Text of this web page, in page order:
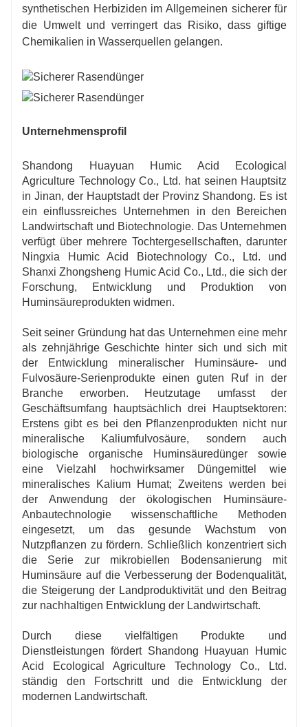
synthetischen Herbiziden im Allgemeinen sicherer für
die Umwelt und verringert das Risiko, dass giftige
Chemikalien in Wasserquellen gelangen.
Unternehmensprofil
Shandong Huayuan Humic Acid Ecological
Agriculture Technology Co., Ltd. hat seinen Hauptsitz
in Jinan, der Hauptstadt der Provinz Shandong. Es ist
ein einflussreiches Unternehmen in den Bereichen
Landwirtschaft und Biotechnologie. Das Unternehmen
verfügt über mehrere Tochtergesellschaften, darunter
Ningxia Humic Acid Biotechnology Co., Ltd. und
Shanxi Zhongsheng Humic Acid Co., Ltd., die sich der
Forschung, Entwicklung und Produktion von
Huminsäureprodukten widmen.
Seit seiner Gründung hat das Unternehmen eine mehr
als zehnjährige Geschichte hinter sich und sich mit
der Entwicklung mineralischer Huminsäure- und
Fulvosäure-Serienprodukte einen guten Ruf in der
Branche erworben. Heutzutage umfasst der
Geschäftsumfang hauptsächlich drei Hauptsektoren:
Erstens gibt es bei den Pflanzenprodukten nicht nur
mineralische Kaliumfulvosäure, sondern auch
biologische organische Huminsäuredünger sowie
eine Vielzahl hochwirksamer Düngemittel wie
mineralisches Kalium Humat; Zweitens werden bei
der Anwendung der ökologischen Huminsäure-
Anbautechnologie wissenschaftliche Methoden
eingesetzt, um das gesunde Wachstum von
Nutzpflanzen zu fördern. Schließlich konzentriert sich
die Serie zur mikrobiellen Bodensanierung mit
Huminsäure auf die Verbesserung der Bodenqualität,
die Steigerung der Landproduktivität und den Beitrag
zur nachhaltigen Entwicklung der Landwirtschaft.
Durch diese vielfältigen Produkte und
Dienstleistungen fördert Shandong Huayuan Humic
Acid Ecological Agriculture Technology Co., Ltd.
ständig den Fortschritt und die Entwicklung der
modernen Landwirtschaft.